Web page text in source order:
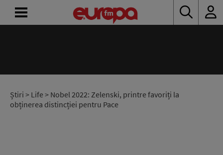
Știri > Life> Nobel 2022: Zelenski, printre favoriți la
obținerea distincției pentru Pace
RADIO